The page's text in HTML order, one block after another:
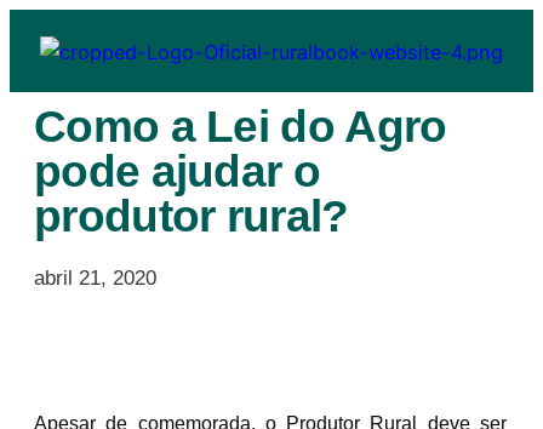
Como a Lei do Agro
pode ajudar o
produtor rural?
abril 21, 2020
Apesar de comemorada, o Produtor Rural deve ser